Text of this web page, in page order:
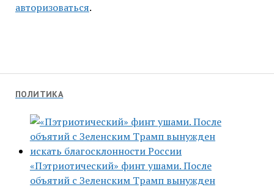
ПОЛИТИКА
«Пэтриотический» финт ушами. После
объятий с Зеленским Трамп вынужден
авторизоваться.